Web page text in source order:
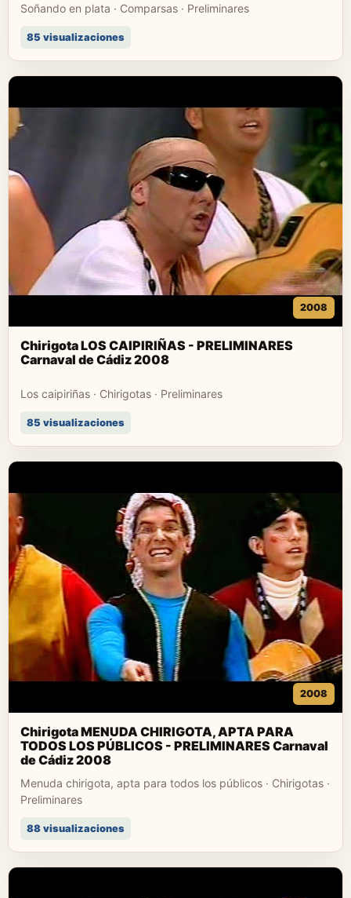
Soñando en plata · Comparsas · Preliminares
85 visualizaciones
2008
Chirigota LOS CAIPIRIÑAS - PRELIMINARES
Carnaval de Cádiz 2008
Los caipiriñas · Chirigotas · Preliminares
85 visualizaciones
2008
Chirigota MENUDA CHIRIGOTA, APTA PARA
TODOS LOS PÚBLICOS - PRELIMINARES Carnaval
de Cádiz 2008
Menuda chirigota, apta para todos los públicos · Chirigotas ·
Preliminares
88 visualizaciones